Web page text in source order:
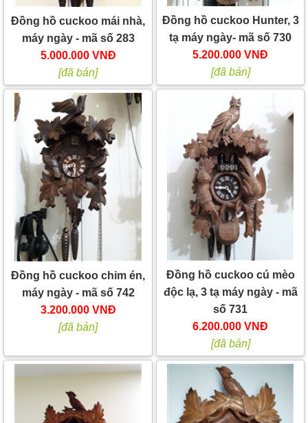
Đồng hồ cuckoo mái nhà,
máy ngày - mã số 283
5.000.000 VNĐ
[đã bán]
Đồng hồ cuckoo Hunter, 3
tạ máy ngày- mã số 730
5.200.000 VNĐ
[đã bán]
Đồng hồ cuckoo chim én,
máy ngày - mã số 742
3.200.000 VNĐ
[đã bán]
Đồng hồ cuckoo cú mèo
độc lạ, 3 tạ máy ngày - mã
số 731
6.200.000 VNĐ
[đã bán]